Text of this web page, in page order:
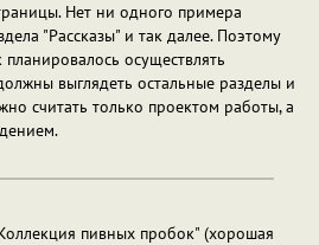
Нет ни одного примера
"Рассказы" и так далее. Поэтому
осуществлять
выглядеть остальные разделы и
считать только проектом работы, а
пивных пробок" (хорошая